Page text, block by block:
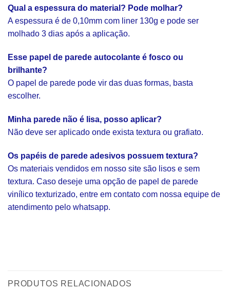
Qual a espessura do material? Pode molhar?
A espessura é de 0,10mm com liner 130g e pode ser
molhado 3 dias após a aplicação.
Esse papel de parede autocolante é fosco ou
brilhante?
O papel de parede pode vir das duas formas, basta
escolher.
Minha parede não é lisa, posso aplicar?
Não deve ser aplicado onde exista textura ou grafiato.
Os papéis de parede adesivos possuem textura?
Os materiais vendidos em nosso site são lisos e sem
textura. Caso deseje uma opção de papel de parede
vinílico texturizado, entre em contato com nossa equipe de
atendimento pelo whatsapp.
PRODUTOS RELACIONADOS